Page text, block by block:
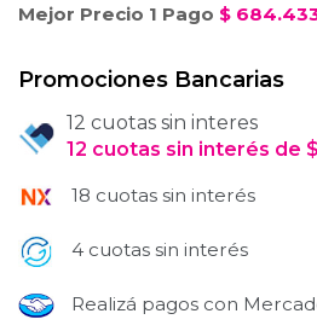
Mejor Precio 1 Pago $
Promociones Bancarias
12 cuotas sin interes
12 cuotas sin interés de $
18 cuotas sin interés
4 cuotas sin interés
Realizá pagos con